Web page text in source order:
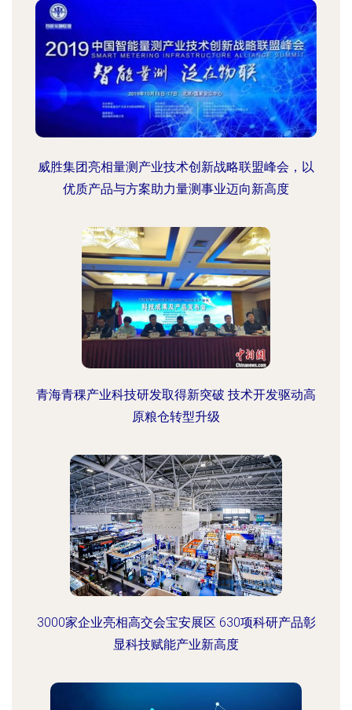
威胜集团亮相量测产业技术创新战略联盟峰会，以
优质产品与方案助力量测事业迈向新高度
青海青稞产业科技研发取得新突破 技术开发驱动高
原粮仓转型升级
3000家企业亮相高交会宝安展区 630项科研产品彰
显科技赋能产业新高度